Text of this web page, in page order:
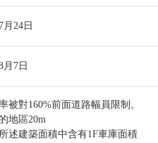
月24日
月7日
被對160%前面道路幅員限制。
地區20m
述建築面積中含有1F車庫面積